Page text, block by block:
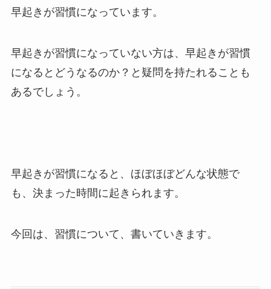
早起きが習慣になっています。
早起きが習慣になっていない方は、早起きが習慣
になるとどうなるのか？と疑問を持たれることも
あるでしょう。
早起きが習慣になると、ほぼほぼどんな状態で
も、決まった時間に起きられます。
今回は、習慣について、書いていきます。